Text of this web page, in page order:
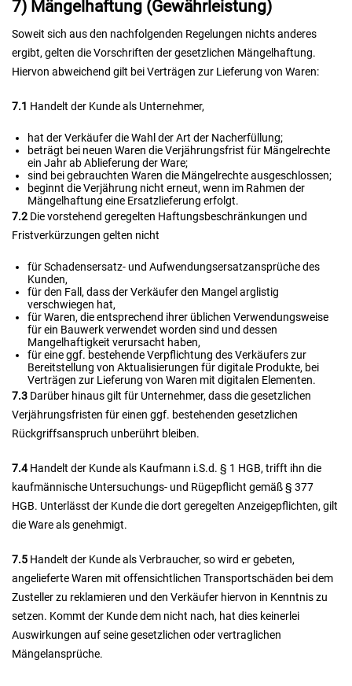
7) Mängelhaftung (Gewährleistung)
Soweit sich aus den nachfolgenden Regelungen nichts anderes
ergibt, gelten die Vorschriften der gesetzlichen Mängelhaftung.
Hiervon abweichend gilt bei Verträgen zur Lieferung von Waren:
7.1 Handelt der Kunde als Unternehmer,
hat der Verkäufer die Wahl der Art der Nacherfüllung;
beträgt bei neuen Waren die Verjährungsfrist für Mängelrechte
ein Jahr ab Ablieferung der Ware;
sind bei gebrauchten Waren die Mängelrechte ausgeschlossen;
beginnt die Verjährung nicht erneut, wenn im Rahmen der
Mängelhaftung eine Ersatzlieferung erfolgt.
7.2 Die vorstehend geregelten Haftungsbeschränkungen und
Fristverkürzungen gelten nicht
für Schadensersatz- und Aufwendungsersatzansprüche des
Kunden,
für den Fall, dass der Verkäufer den Mangel arglistig
verschwiegen hat,
für Waren, die entsprechend ihrer üblichen Verwendungsweise
für ein Bauwerk verwendet worden sind und dessen
Mangelhaftigkeit verursacht haben,
für eine ggf. bestehende Verpflichtung des Verkäufers zur
Bereitstellung von Aktualisierungen für digitale Produkte, bei
Verträgen zur Lieferung von Waren mit digitalen Elementen.
7.3 Darüber hinaus gilt für Unternehmer, dass die gesetzlichen
Verjährungsfristen für einen ggf. bestehenden gesetzlichen
Rückgriffsanspruch unberührt bleiben.
7.4Handelt der Kunde als Kaufmann i.S.d. § 1 HGB, trifft ihn die
kaufmännische Untersuchungs- und Rügepflicht gemäß § 377
HGB. Unterlässt der Kunde die dort geregelten Anzeigepflichten, gilt
die Ware als genehmigt.
7.5 Handelt der Kunde als Verbraucher, so wird er gebeten,
angelieferte Waren mit offensichtlichen Transportschäden bei dem
Zusteller zu reklamieren und den Verkäufer hiervon in Kenntnis zu
setzen. Kommt der Kunde dem nicht nach, hat dies keinerlei
Auswirkungen auf seine gesetzlichen oder vertraglichen
Mängelansprüche.